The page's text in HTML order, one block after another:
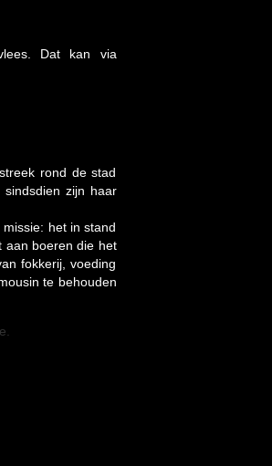
Dat kan via
rond de stad
zijn haar
het in stand
aan boeren die het
fokkerij, voeding
te behouden